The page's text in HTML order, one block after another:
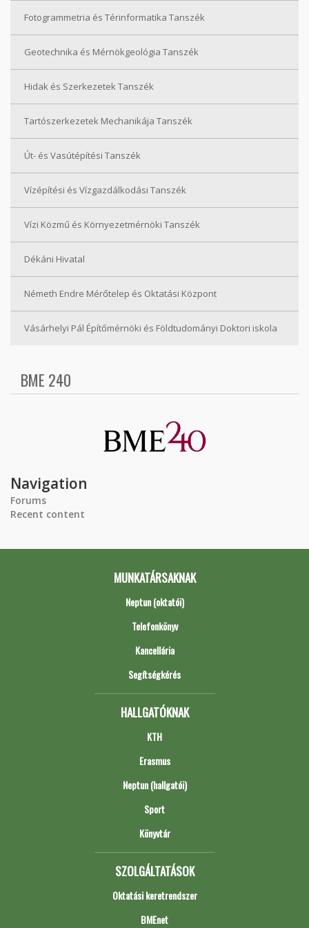
Fotogrammetria és Térinformatika Tanszék
Geotechnika és Mérnökgeológia Tanszék
Hidak és Szerkezetek Tanszék
Tartószerkezetek Mechanikája Tanszék
Út- és Vasútépítési Tanszék
Vízépítési és Vízgazdálkodási Tanszék
Vízi Közmű és Környezetmérnöki Tanszék
Dékáni Hivatal
Németh Endre Mérőtelep és Oktatási Központ
Vásárhelyi Pál Építőmérnöki és Földtudományi Doktori iskola
BME 240
Navigation
Forums
Recent content
MUNKATÁRSAKNAK
Neptun (oktatói)
Telefonkönyv
Kancellária
Segítségkérés
HALLGATÓKNAK
KTH
Erasmus
Neptun (hallgatói)
Sport
Könyvtár
SZOLGÁLTATÁSOK
Oktatási keretrendszer
BMEnet